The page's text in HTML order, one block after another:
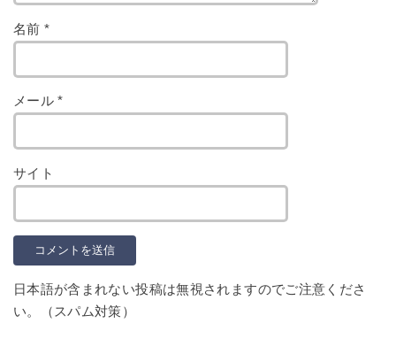
名前 *
メール*
サイト
日本語が含まれない投稿は無視されますのでご注意くださ
い。（スパム対策）